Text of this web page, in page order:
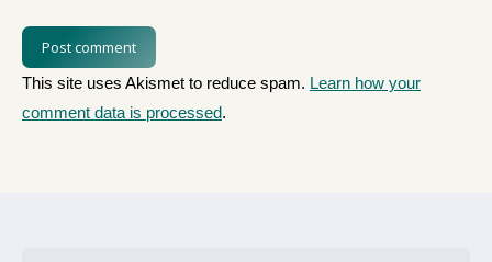
Post comment
This site uses Akismet to reduce spam. Learn how your
comment data is processed.